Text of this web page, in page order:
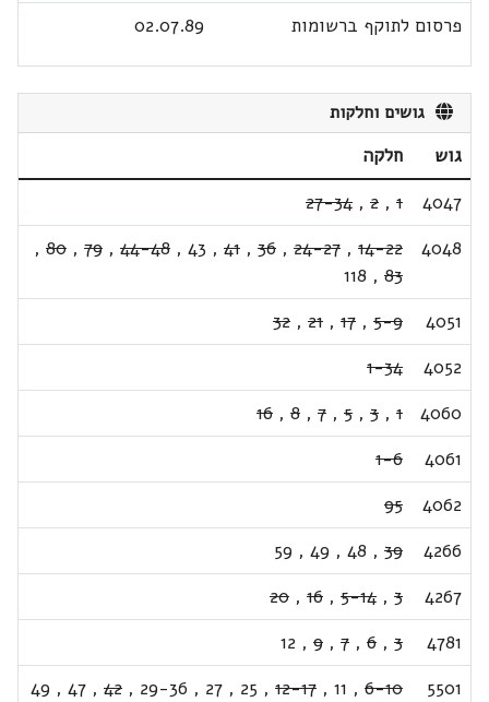
פרסום לתוקף ברשומות 02.07.89
גושים וחלקות
גוש
חלקה
4047
1
,
2
,
27-34
4048
14-22
,
24-27
,
36
,
41
,
43
,
44-48
,
79
,
80
,
83
,
118
4051
5-9
,
17
,
21
,
32
4052
1-34
4060
1
,
3
,
5
,
7
,
8
,
16
4061
1-6
4062
95
4266
39
,
48
,
49
,
59
4267
3
,
5-14
,
16
,
20
4781
3
,
6
,
7
,
9
,
12
5501
6-10
,
11
,
12-17
,
25
,
27
,
29-36
,
42
,
47
,
49